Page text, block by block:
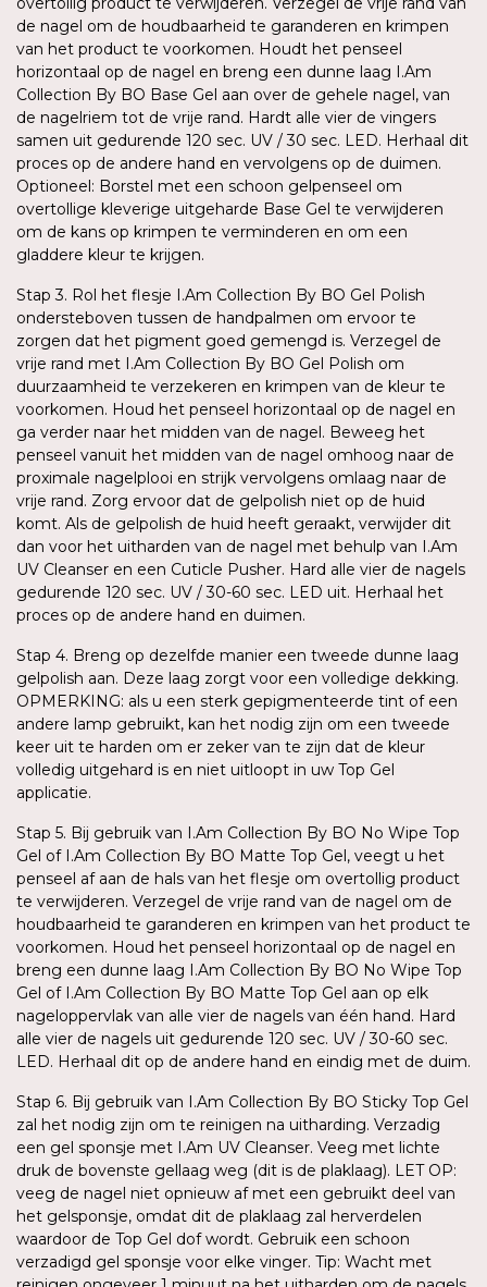
de nagel om de houdbaarheid te garanderen en krimpen
van het product te voorkomen. Houdt het penseel
horizontaal op de nagel en breng een dunne laag I.Am
Collection By BO Base Gel aan over de gehele nagel, van
de nagelriem tot de vrije rand. Hardt alle vier de vingers
samen uit gedurende 120 sec. UV / 30 sec. LED. Herhaal dit
proces op de andere hand en vervolgens op de duimen.
Optioneel: Borstel met een schoon gelpenseel om
overtollige kleverige uitgeharde Base Gel te verwijderen
om de kans op krimpen te verminderen en om een
gladdere kleur te krijgen.
Stap 3. Rol het flesje I.Am Collection By BO Gel Polish
ondersteboven tussen de handpalmen om ervoor te
zorgen dat het pigment goed gemengd is. Verzegel de
vrije rand met I.Am Collection By BO Gel Polish om
duurzaamheid te verzekeren en krimpen van de kleur te
voorkomen. Houd het penseel horizontaal op de nagel en
ga verder naar het midden van de nagel. Beweeg het
penseel vanuit het midden van de nagel omhoog naar de
proximale nagelplooi en strijk vervolgens omlaag naar de
vrije rand. Zorg ervoor dat de gelpolish niet op de huid
komt. Als de gelpolish de huid heeft geraakt, verwijder dit
dan voor het uitharden van de nagel met behulp van I.Am
UV Cleanser en een Cuticle Pusher. Hard alle vier de nagels
gedurende 120 sec. UV / 30-60 sec. LED uit. Herhaal het
proces op de andere hand en duimen.
Stap 4. Breng op dezelfde manier een tweede dunne laag
gelpolish aan. Deze laag zorgt voor een volledige dekking.
OPMERKING: als u een sterk gepigmenteerde tint of een
andere lamp gebruikt, kan het nodig zijn om een tweede
keer uit te harden om er zeker van te zijn dat de kleur
volledig uitgehard is en niet uitloopt in uw Top Gel
applicatie.
Stap 5. Bij gebruik van I.Am Collection By BO No Wipe Top
Gel of I.Am Collection By BO Matte Top Gel, veegt u het
penseel af aan de hals van het flesje om overtollig product
te verwijderen. Verzegel de vrije rand van de nagel om de
houdbaarheid te garanderen en krimpen van het product te
voorkomen. Houd het penseel horizontaal op de nagel en
breng een dunne laag I.Am Collection By BO No Wipe Top
Gel of I.Am Collection By BO Matte Top Gel aan op elk
nageloppervlak van alle vier de nagels van één hand. Hard
alle vier de nagels uit gedurende 120 sec. UV / 30-60 sec.
LED. Herhaal dit op de andere hand en eindig met de duim.
Stap 6. Bij gebruik van I.Am Collection By BO Sticky Top Gel
zal het nodig zijn om te reinigen na uitharding. Verzadig
een gel sponsje met I.Am UV Cleanser. Veeg met lichte
druk de bovenste gellaag weg (dit is de plaklaag). LET OP:
veeg de nagel niet opnieuw af met een gebruikt deel van
het gelsponsje, omdat dit de plaklaag zal herverdelen
waardoor de Top Gel dof wordt. Gebruik een schoon
verzadigd gel sponsje voor elke vinger. Tip: Wacht met